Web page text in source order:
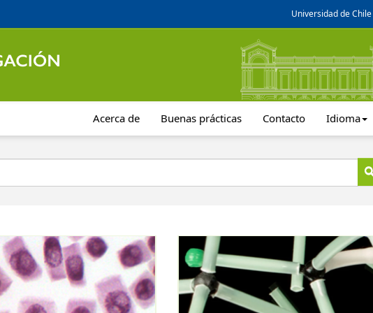
Universidad de Chile
Acerca de Buenas prácticas Contacto Idioma